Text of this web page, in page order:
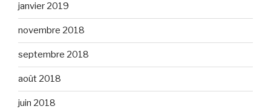
janvier 2019
novembre 2018
septembre 2018
août 2018
juin 2018